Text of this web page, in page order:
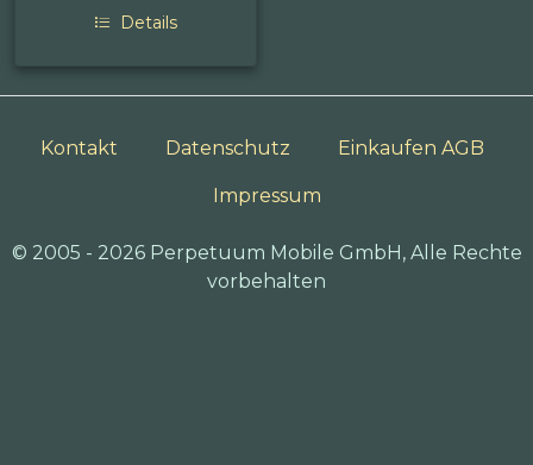
Details
Kontakt Datenschutz Einkaufen AGB
Impressum
© 2005 - 2026 Perpetuum Mobile GmbH, Alle Rechte
vorbehalten